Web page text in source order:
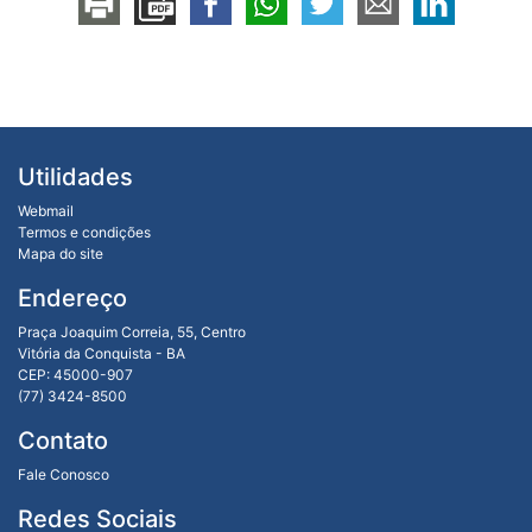
Utilidades
Webmail
Termos e condições
Mapa do site
Endereço
Praça Joaquim Correia, 55, Centro
Vitória da Conquista - BA
CEP: 45000-907
(77) 3424-8500
Contato
Fale Conosco
Redes Sociais